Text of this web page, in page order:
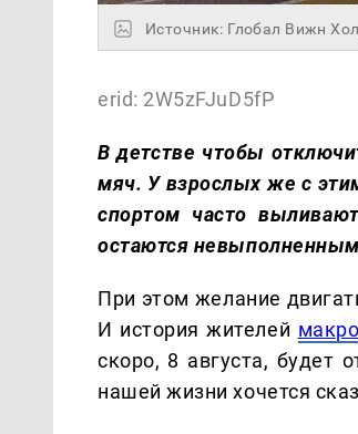
Источник: Глобал Вижн
erid: 2W5zFJuD5fP
В детстве чтобы
мяч. У взрослых же с
спортом часто
остаются
При этом желание
И история жителей
скоро, 8 августа, будет
нашей жизни хочется